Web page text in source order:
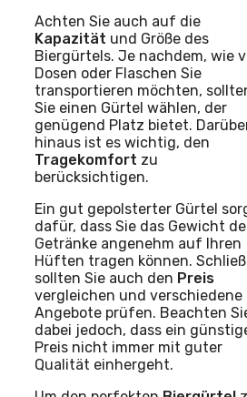
Achten Sie auch auf die
Kapazität und Größe des
Biergürtels. Je nachdem, wie
Dosen oder Flaschen Sie
transportieren möchten,
Sie einen Gürtel wählen, der
genügend Platz bietet.
hinaus ist es wichtig, den
Tragekomfort zu
berücksichtigen.
Ein gut gepolsterter Gürtel
dafür, dass Sie das Gewicht
Getränke angenehm auf Ihren
Hüften tragen können.
sollten Sie auch den Preis
vergleichen und verschiedene
Angebote prüfen. Beachten
dabei jedoch, dass ein
Preis nicht immer mit guter
Qualität einhergeht.